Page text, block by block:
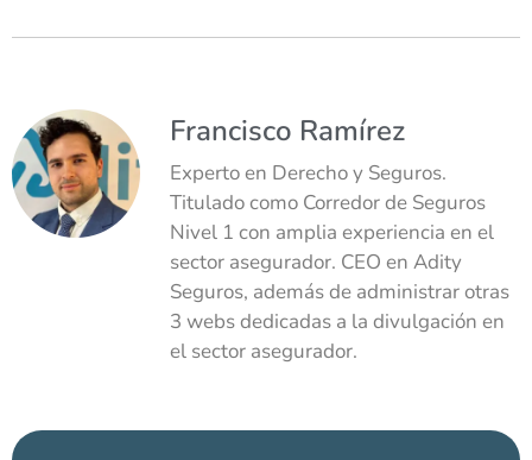
Francisco Ramírez
Experto en Derecho y Seguros.
Titulado como Corredor de Seguros
Nivel 1 con amplia experiencia en el
sector asegurador. CEO en Adity
Seguros, además de administrar otras
3 webs dedicadas a la divulgación en
el sector asegurador.